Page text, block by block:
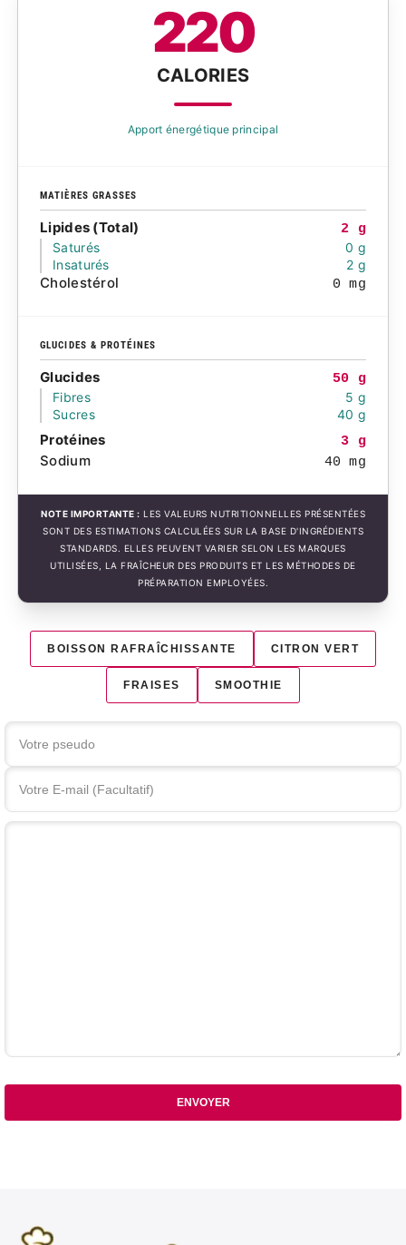
220
CALORIES
Apport énergétique principal
MATIÈRES GRASSES
Lipides (Total)
2 g
Saturés
0 g
Insaturés
2 g
Cholestérol 0 mg
GLUCIDES & PROTÉINES
Glucides
50 g
Fibres
5 g
Sucres
40 g
Protéines 3 g
Sodium 40 mg
NOTE IMPORTANTE : LES VALEURS NUTRITIONNELLES PRÉSENTÉES
SONT DES ESTIMATIONS CALCULÉES SUR LA BASE D'INGRÉDIENTS
STANDARDS. ELLES PEUVENT VARIER SELON LES MARQUES
UTILISÉES, LA FRAÎCHEUR DES PRODUITS ET LES MÉTHODES DE
PRÉPARATION EMPLOYÉES.
BOISSON RAFRAÎCHISSANTE CITRON VERT
FRAISES SMOOTHIE
Votre commentaire
ENVOYER